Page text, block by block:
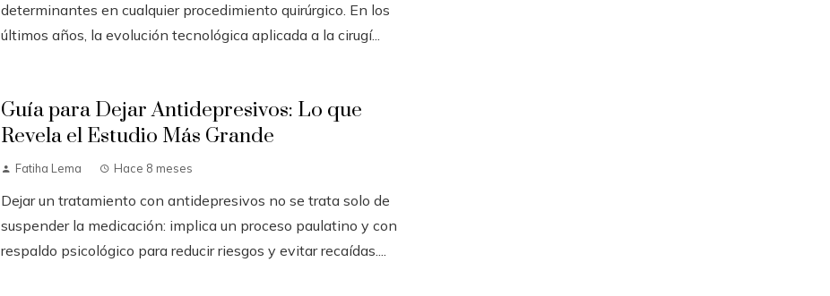
determinantes en cualquier procedimiento quirúrgico. En los
últimos años, la evolución tecnológica aplicada a la cirugí...
Guía para Dejar Antidepresivos: Lo que
Revela el Estudio Más Grande
Fatiha Lema Hace 8 meses
Dejar un tratamiento con antidepresivos no se trata solo de
suspender la medicación: implica un proceso paulatino y con
respaldo psicológico para reducir riesgos y evitar recaídas....